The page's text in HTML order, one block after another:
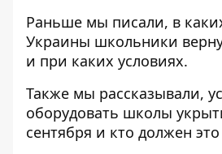
Раньше мы писали, в
Украины школьники
и при каких условиях.
Также мы рассказывали,
оборудовать школы
сентября и кто должен